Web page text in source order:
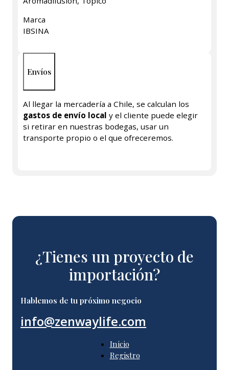
Marca
IBSINA
Envíos
Al llegar la mercadería a Chile, se calculan los
gastos de envío local y el cliente puede elegir
si retirar en nuestras bodegas, usar un
transporte propio o el que ofreceremos.
¿Tienes un proyecto de
importación?
Hablemos de tu próximo negocio
info@zenwaylife.com
Inicio
Registro